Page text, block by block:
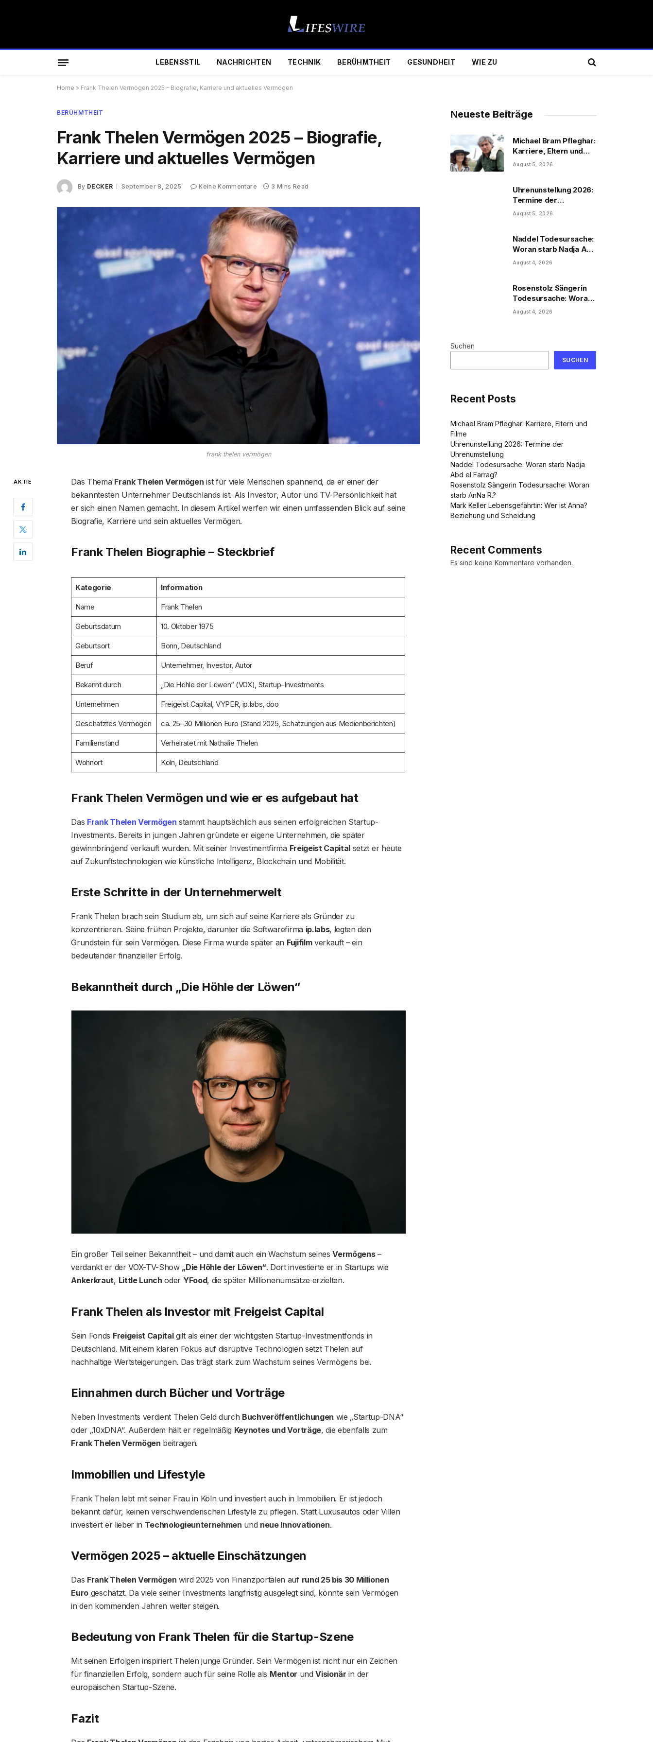
LEBENSSTIL NACHRICHTEN TECHNIK BERÜHMTHEIT GESUNDHEIT WIE ZU
Home » Frank Thelen Vermögen 2025 – Biografie, Karriere und aktuelles Vermögen
BERÜHMTHEIT
Frank Thelen Vermögen 2025 – Biografie,
Karriere und aktuelles Vermögen
By DECKER September 8, 2025 Keine Kommentare 3 Mins Read
frank thelen vermögen
AKTIE Das Thema Frank Thelen Vermögen ist für viele Menschen spannend, da er einer der
bekanntesten Unternehmer Deutschlands ist. Als Investor, Autor und TV-Persönlichkeit hat
er sich einen Namen gemacht. In diesem Artikel werfen wir einen umfassenden Blick auf seine
Biografie, Karriere und sein aktuelles Vermögen.
Frank Thelen Biographie – Steckbrief
Kategorie Information
Name Frank Thelen
Geburtsdatum 10. Oktober 1975
Geburtsort Bonn, Deutschland
Beruf Unternehmer, Investor, Autor
Bekannt durch „Die Höhle der Löwen“ (VOX), Startup-Investments
Unternehmen Freigeist Capital, VYPER, ip.labs, doo
Geschätztes Vermögen ca. 25–30 Millionen Euro (Stand 2025, Schätzungen aus Medienberichten)
Familienstand Verheiratet mit Nathalie Thelen
Wohnort Köln, Deutschland
Frank Thelen Vermögen und wie er es aufgebaut hat
Das Frank Thelen Vermögen stammt hauptsächlich aus seinen erfolgreichen Startup-
Investments. Bereits in jungen Jahren gründete er eigene Unternehmen, die später
gewinnbringend verkauft wurden. Mit seiner Investmentfirma Freigeist Capital setzt er heute
auf Zukunftstechnologien wie künstliche Intelligenz, Blockchain und Mobilität.
Erste Schritte in der Unternehmerwelt
Frank Thelen brach sein Studium ab, um sich auf seine Karriere als Gründer zu
konzentrieren. Seine frühen Projekte, darunter die Softwarefirma ip.labs, legten den
Grundstein für sein Vermögen. Diese Firma wurde später an Fujifilmverkauft – ein
bedeutender finanzieller Erfolg.
Bekanntheit durch „Die Höhle der Löwen“
Ein großer Teil seiner Bekanntheit – und damit auch ein Wachstum seinesVermögens–
verdankt er der VOX-TV-Show „Die Höhle der Löwen“. Dort investierte er in Startups wie
Ankerkraut, Little Lunch oder YFood, die später Millionenumsätze erzielten.
Frank Thelen als Investor mit Freigeist Capital
Sein Fonds Freigeist Capitalgilt als einer der wichtigsten Startup-Investmentfonds in
Deutschland. Mit einem klaren Fokus auf disruptive Technologien setzt Thelen auf
nachhaltige Wertsteigerungen. Das trägt stark zum Wachstum seines Vermögens bei.
Einnahmen durch Bücher und Vorträge
Neben Investments verdient Thelen Geld durch Buchveröffentlichungen wie „Startup-DNA“
oder „10xDNA“. Außerdem hält er regelmäßig Keynotes und Vorträge, die ebenfalls zum
Frank Thelen Vermögen beitragen.
Immobilien und Lifestyle
Frank Thelen lebt mit seiner Frau in Köln und investiert auch in Immobilien. Er ist jedoch
bekannt dafür, keinen verschwenderischen Lifestyle zu pflegen. Statt Luxusautos oder Villen
investiert er lieber in Technologieunternehmen und neue Innovationen.
Vermögen 2025 – aktuelle Einschätzungen
Das Frank Thelen Vermögen wird 2025 von Finanzportalen auf rund 25 bis 30 Millionen
Euro geschätzt. Da viele seiner Investments langfristig ausgelegt sind, könnte sein Vermögen
in den kommenden Jahren weiter steigen.
Bedeutung von Frank Thelen für die Startup-Szene
Mit seinen Erfolgen inspiriert Thelen junge Gründer. Sein Vermögen ist nicht nur ein Zeichen
für finanziellen Erfolg, sondern auch für seine Rolle als Mentor undVisionär in der
europäischen Startup-Szene.
Fazit
Neueste Beiträge
Michael Bram Pfleghar:
Karriere, Eltern und
Filme
August 5, 2026
Uhrenunstellung 2026:
Termine der
Uhrenumstellung
August 5, 2026
Naddel Todesursache:
Woran starb Nadja Abd
el Farrag?
August 4, 2026
Rosenstolz Sängerin
Todesursache: Woran
starb AnNa R.?
August 4, 2026
Suchen
SUCHEN
Recent Posts
Michael Bram Pfleghar: Karriere, Eltern und
Filme
Uhrenunstellung 2026: Termine der
Uhrenumstellung
Naddel Todesursache: Woran starb Nadja
Abd el Farrag?
Rosenstolz Sängerin Todesursache: Woran
starb AnNa R.?
Mark Keller Lebensgefährtin: Wer ist Anna?
Beziehung und Scheidung
Recent Comments
Es sind keine Kommentare vorhanden.